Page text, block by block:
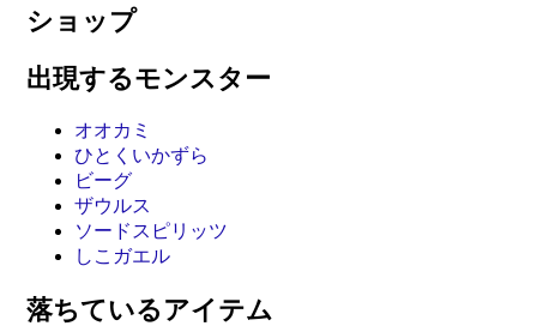
ショップ
出現するモンスター
オオカミ
ひとくいかずら
ビーグ
ザウルス
ソードスピリッツ
しこガエル
落ちているアイテム